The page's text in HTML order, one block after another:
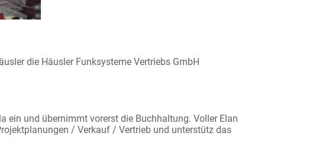
die Häusler Funksysteme Vertriebs GmbH
ein und übernimmt vorerst die Buchhaltung. Voller Elan
/ Verkauf / Vertrieb und unterstütz das